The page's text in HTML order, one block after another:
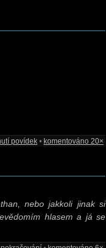
povídek • komentováno 20×
nebo jakkoli jinak si
hlasem a já se